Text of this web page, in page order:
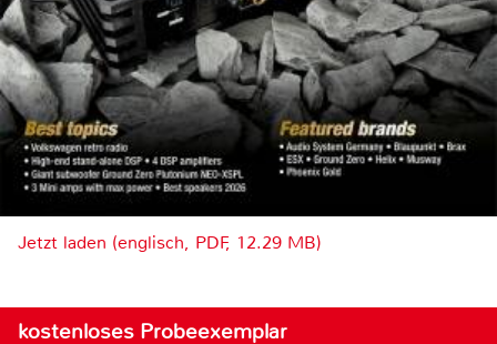
Jetzt laden (englisch, PDF, 12.29 MB)
kostenloses Probeexemplar